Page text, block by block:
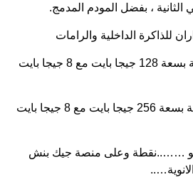
للذاكرة الداخلية والرامات
الاصدار الاول ذاكرة داخلية بسعة 128 جيجا بايت مع 8 جيجا بايت
الاصدار الثاني ذاكرة داخلية بسعة 256 جيجا بايت مع 8 جيجا بايت
……..نقطة وعلى منصة جيك بنش